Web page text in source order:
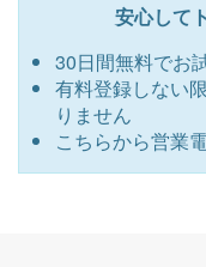
安心して
30日間無料でお
有料登録しない
りません
こちらから営業